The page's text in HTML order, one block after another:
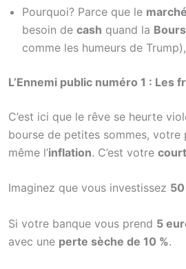
Pourquoi? Parce que le marché
besoin de cash quand la
comme les humeurs de
L’Ennemi public numéro 1 : Les
C’est ici que le rêve se heurte
bourse de petites sommes, votre
même l’inflation. C’est votre
Imaginez que vous investissez
Si votre banque vous prend 5
avec une perte sèche de 10 %.